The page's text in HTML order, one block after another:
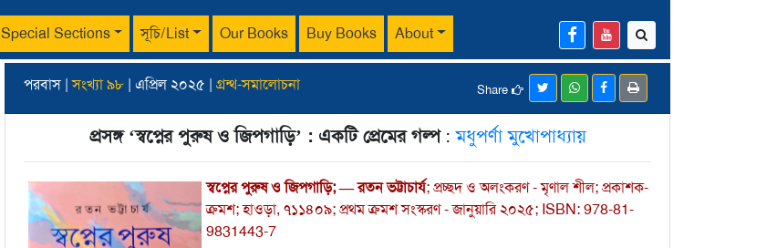
Special Sections সূচি/List Our Books Buy Books About
পরবাস |সংখ্যা ৯৮ | এপ্রিল ২০২৫ | গ্রন্থ-সমালোচনা Share
প্রসঙ্গ ‘স্বপ্নের পুরুষ ও জিপগাড়ি’ : একটি প্রেমের গল্প:মধুপর্ণা মুখোপাধ্যায়
স্বপ্নের পুরুষ ও জিপগাড়ি; — রতন ভট্টাচার্য; প্রচ্ছদ ও অলংকরণ - মৃণাল শীল; প্রকাশক-
ক্রমশ; হাওড়া, ৭১১৪০৯; প্রথম ক্রমশ সংস্করণ - জানুয়ারি ২০২৫; ISBN: 978-81-
9831443-7